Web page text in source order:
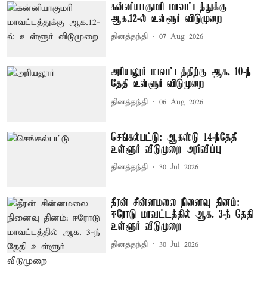
கன்னியாகுமரி மாவட்டத்துக்கு
ஆக.12-ல் உள்ளூர் விடுமுறை
தினத்தந்தி 07 Aug 2026
அரியலூர் மாவட்டத்திற்கு ஆக. 10-ந்
தேதி உள்ளூர் விடுமுறை
தினத்தந்தி 06 Aug 2026
செங்கல்பட்டு: ஆகஸ்டு 14-ந்தேதி
உள்ளூர் விடுமுறை அறிவிப்பு
தினத்தந்தி 30 Jul 2026
தீரன் சின்னமலை நினைவு தினம்:
ஈரோடு மாவட்டத்தில் ஆக. 3-ந் தேதி
உள்ளூர் விடுமுறை
தினத்தந்தி 30 Jul 2026